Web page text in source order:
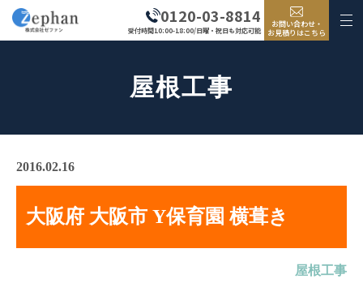
0120-03-8814
受付時間10:00-18:00/日曜・祝日も対応可能
お問い合わせ・
お見積りはこちら
屋根工事
2016.02.16
大阪府 大阪市 Y保育園 横葺き
屋根工事